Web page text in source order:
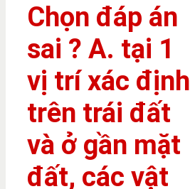
Chọn đáp án
sai ? A. tại 1
vị trí xác định
trên trái đất
và ở gần mặt
đất, các vật